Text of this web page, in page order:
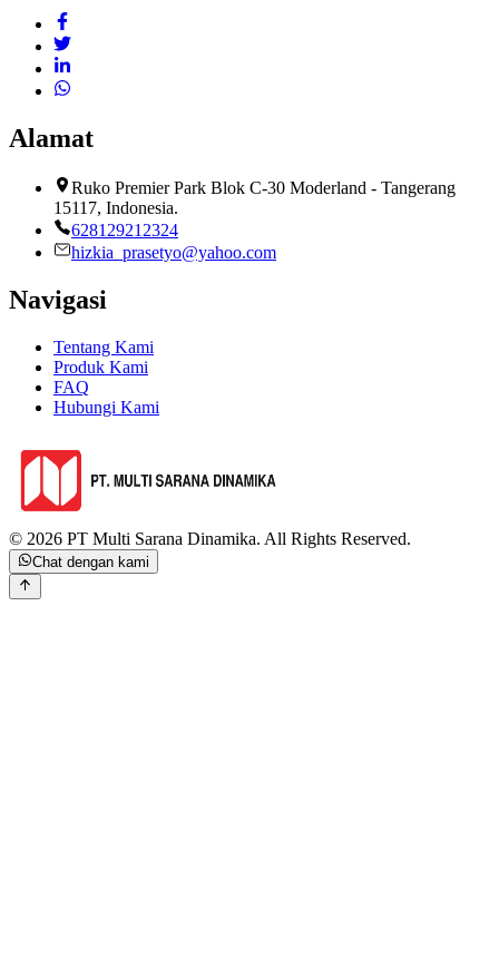
Alamat
Ruko Premier Park Blok C-30 Moderland - Tangerang
15117, Indonesia.
628129212324
hizkia_prasetyo@yahoo.com
Navigasi
Tentang Kami
Produk Kami
FAQ
Hubungi Kami
© 2026 PT Multi Sarana Dinamika. All Rights Reserved.
Chat dengan kami